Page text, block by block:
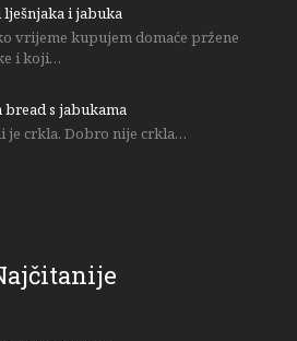
lješnjaka i jabuka
vrijeme kupujem domaće pržene
i koji…
bread s jabukama
je crkla. Dobro nije crkla…